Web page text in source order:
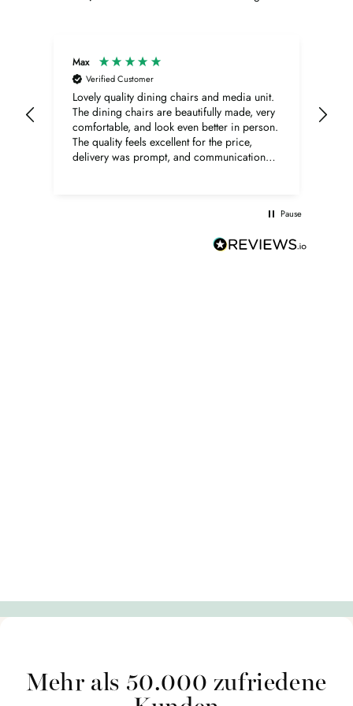
Tischplatte mit Walnussfurnier und eleganter
Holzmaserung
Ø120 cm – bietet Platz für bis zu 4 Personen
Konische Beine für eine minimalistische Silhouette
Perfekt kombinierbar mit India Stühlen in verschiedenen
Max
Verified Customer
Lovely quality dining chairs and media unit.
The dining chairs are beautifully made, very
comfortable, and look even better in person.
The quality feels excellent for the price,
delivery was prompt, and communication
Pause
Mehr als 50.000 zufriedene